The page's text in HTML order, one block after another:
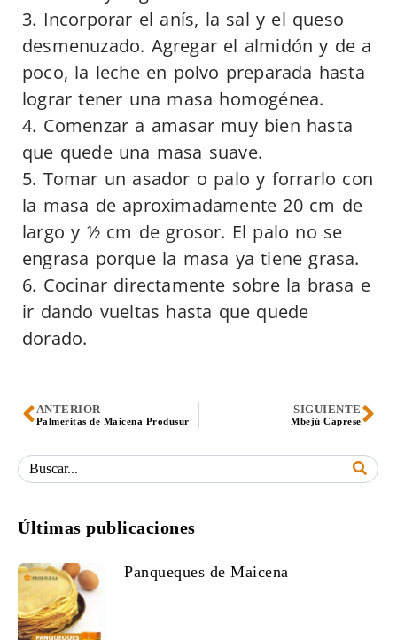
3. Incorporar el anís, la sal y el queso
desmenuzado. Agregar el almidón y de a
poco, la leche en polvo preparada hasta
lograr tener una masa homogénea.
4. Comenzar a amasar muy bien hasta
que quede una masa suave.
5. Tomar un asador o palo y forrarlo con
la masa de aproximadamente 20 cm de
largo y ½ cm de grosor. El palo no se
engrasa porque la masa ya tiene grasa.
6. Cocinar directamente sobre la brasa e
ir dando vueltas hasta que quede
dorado.​​
ANTERIOR
Palmeritas de Maicena Produsur
SIGUIENTE
Mbejú Caprese
Últimas publicaciones
Panqueques de Maicena